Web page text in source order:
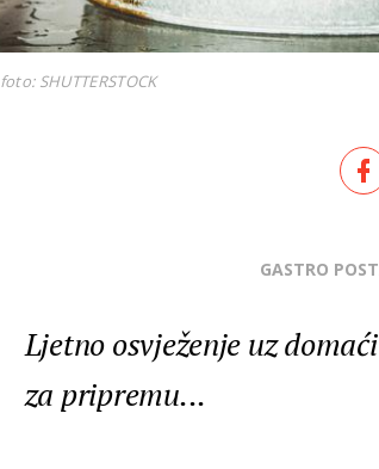
foto: SHUTTERSTOCK
GASTRO
Ljetno osvježenje uz
za pripremu...